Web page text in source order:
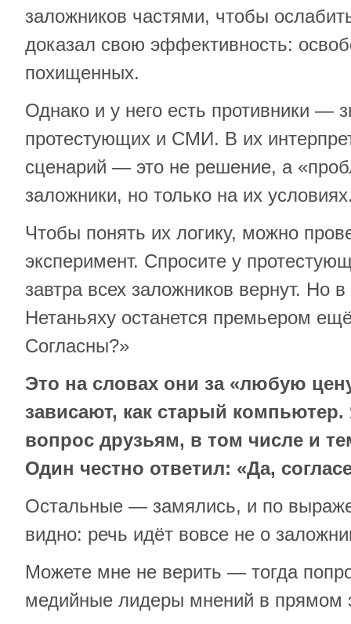
заложников частями, чтобы
доказал свою эффективность:
похищенных.
Однако и у него есть противники —
протестующих и СМИ. В их
сценарий — это не решение, а
заложники, но только на их
Чтобы понять их логику, можно
эксперимент. Спросите у
завтра всех заложников вернут. Но
Нетаньяху останется премьером
Согласны?»
Это на словах они за «любую
зависают, как старый компьютер.
вопрос друзьям, в том числе и
Один честно ответил: «Да,
Остальные — замялись, и по
видно: речь идёт вовсе не о
Можете мне не верить — тогда
медийные лидеры мнений в прямом